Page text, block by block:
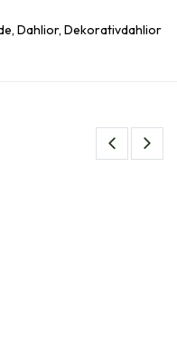
Dahlior, Dekorativdahlior